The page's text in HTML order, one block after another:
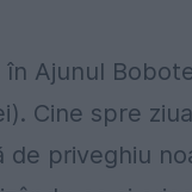
Ajunul
Cine spre
de priveghiu